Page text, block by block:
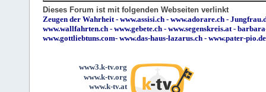
Dieses Forum ist mit folgenden Webseiten verlinkt
Zeugen der Wahrheit- www.assisi.ch - www.adorare.ch -
www.wallfahrten.ch - www.gebete.ch - www.segenskreis.at-
www.gottliebtuns.com- www.das-haus-lazarus.ch - www.pater-pio.de
www3.k-tv.org
www.k-tv.org
www.k-tv.at